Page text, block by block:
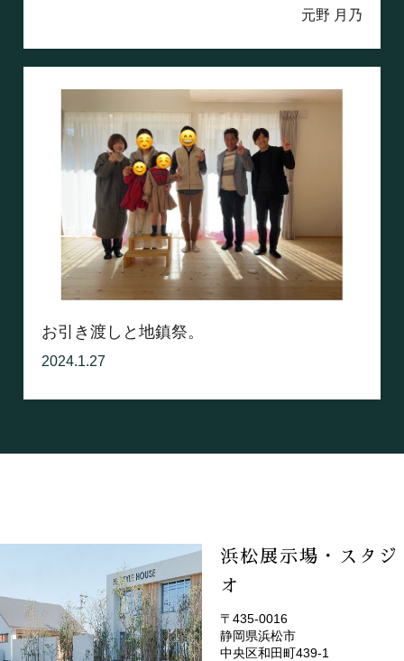
元野 月乃
お引き渡しと地鎮祭。
2024.1.27
浜松展示場・スタジ
オ
(EMOTOP浜松)
〒435-0016
静岡県浜松市
中央区和田町439-1